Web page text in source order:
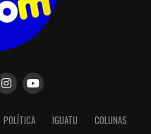
POLÍTICA IGUATU
COLUNAS